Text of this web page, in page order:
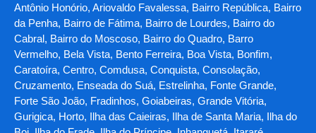
Antônio Honório, Ariovaldo Favalessa, Bairro República, Bairro
da Penha, Bairro de Fátima, Bairro de Lourdes, Bairro do
Cabral, Bairro do Moscoso, Bairro do Quadro, Barro
Vermelho, Bela Vista, Bento Ferreira, Boa Vista, Bonfim,
Caratoíra, Centro, Comdusa, Conquista, Consolação,
Cruzamento, Enseada do Suá, Estrelinha, Fonte Grande,
Forte São João, Fradinhos, Goiabeiras, Grande Vitória,
Gurigica, Horto, Ilha das Caieiras, Ilha de Santa Maria, Ilha do